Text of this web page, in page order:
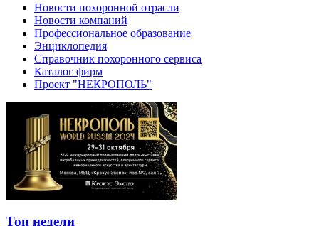
Новости похоронной отрасли
Новости компаний
Профессиональное образование
Энциклопедия
Справочник похоронного сервиса
Каталог фирм
Проект "НЕКРОПОЛЬ"
Топ недели